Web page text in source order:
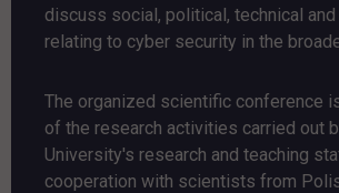
discuss social, political, technical
relating to cyber security in the
The organized scientific conference
of the research activities carried out
University's research and teaching
cooperation with scientists from